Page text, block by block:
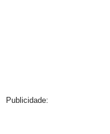
Publicidade: